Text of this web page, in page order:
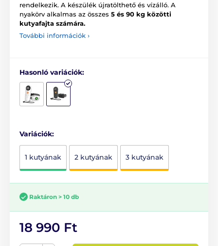
rendelkezik. A készülék újratölthető és vízálló. A
nyakörv alkalmas az összes 5 és 90 kg közötti
kutyafajta számára.
További információk ›
Hasonló variációk:
Variációk:
1 kutyának 2 kutyának 3 kutyának
Raktáron > 10 db
18 990 Ft